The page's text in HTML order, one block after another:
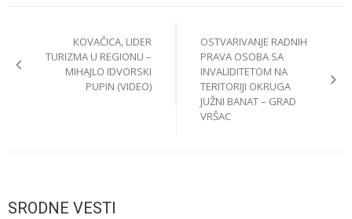
navigation
KOVAČICA, LIDER
TURIZMA U REGIONU –
MIHAJLO IDVORSKI
PUPIN (VIDEO)
OSTVARIVANJE RADNIH
PRAVA OSOBA SA
INVALIDITETOM NA
TERITORIJI OKRUGA
JUŽNI BANAT – GRAD
VRŠAC
SRODNE VESTI